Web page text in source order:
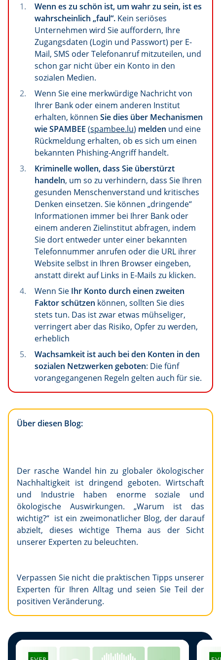
Wenn es zu schön ist, um wahr zu sein, ist es
wahrscheinlich „faul“. Kein seriöses
Unternehmen wird Sie auffordern, Ihre
Zugangsdaten (Login und Passwort) per E-
Mail, SMS oder Telefonanruf mitzuteilen, und
schon gar nicht über ein Konto in den
sozialen Medien.
Wenn Sie eine merkwürdige Nachricht von
Ihrer Bank oder einem anderen Institut
erhalten, können Sie dies über Mechanismen
wie SPAMBEE (spambee.lu) melden und eine
Rückmeldung erhalten, ob es sich um einen
bekannten Phishing-Angriff handelt.
Kriminelle wollen, dass Sie überstürzt
handeln, um so zu verhindern, dass Sie Ihren
gesunden Menschenverstand und kritisches
Denken einsetzen. Sie können „dringende“
Informationen immer bei Ihrer Bank oder
einem anderen Zielinstitut abfragen, indem
Sie dort entweder unter einer bekannten
Telefonnummer anrufen oder die URL ihrer
Website selbst in Ihren Browser eingeben,
anstatt direkt auf Links in E-Mails zu klicken.
Wenn Sie Ihr Konto durch einen zweiten
Faktor schützen können, sollten Sie dies
stets tun. Das ist zwar etwas mühseliger,
verringert aber das Risiko, Opfer zu werden,
erheblich
Wachsamkeit ist auch bei den Konten in den
sozialen Netzwerken geboten: Die fünf
vorangegangenen Regeln gelten auch für sie.
Über diesen Blog:
Der rasche Wandel hin zu globaler ökologischer
Nachhaltigkeit ist dringend geboten. Wirtschaft
und Industrie haben enorme soziale und
ökologische Auswirkungen. „Warum ist das
wichtig?“ ist ein zweimonatlicher Blog, der darauf
abzielt, dieses wichtige Thema aus der Sicht
unserer Experten zu beleuchten.
Verpassen Sie nicht die praktischen Tipps unserer
Experten für Ihren Alltag und seien Sie Teil der
positiven Veränderung.